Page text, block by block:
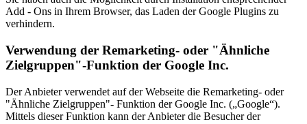
Add - Ons in Ihrem Browser, das Laden der Google Plugins zu
verhindern.
Verwendung der Remarketing- oder "Ähnliche
Zielgruppen"-Funktion der Google Inc.
Der Anbieter verwendet auf der Webseite die Remarketing- oder
"Ähnliche Zielgruppen"- Funktion der Google Inc. („Google“).
Mittels dieser Funktion kann der Anbieter die Besucher der